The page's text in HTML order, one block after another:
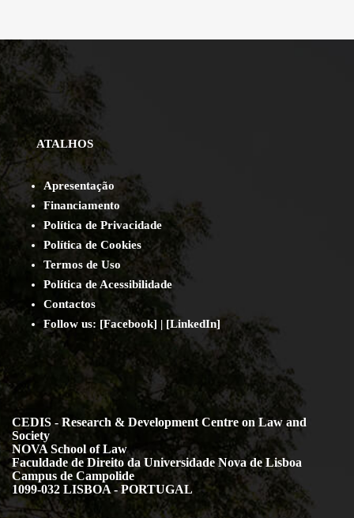
ATALHOS
Apresentação
Financiamento
Política de Privacidade
Política de Cookies
Termos de Uso
Política de Acessibilidade
Contactos
Follow us: [Facebook] | [LinkedIn]
CEDIS - Research & Development Centre on Law and
Society
NOVA School of Law
Faculdade de Direito da Universidade Nova de Lisboa
Campus de Campolide
1099-032 LISBOA - PORTUGAL